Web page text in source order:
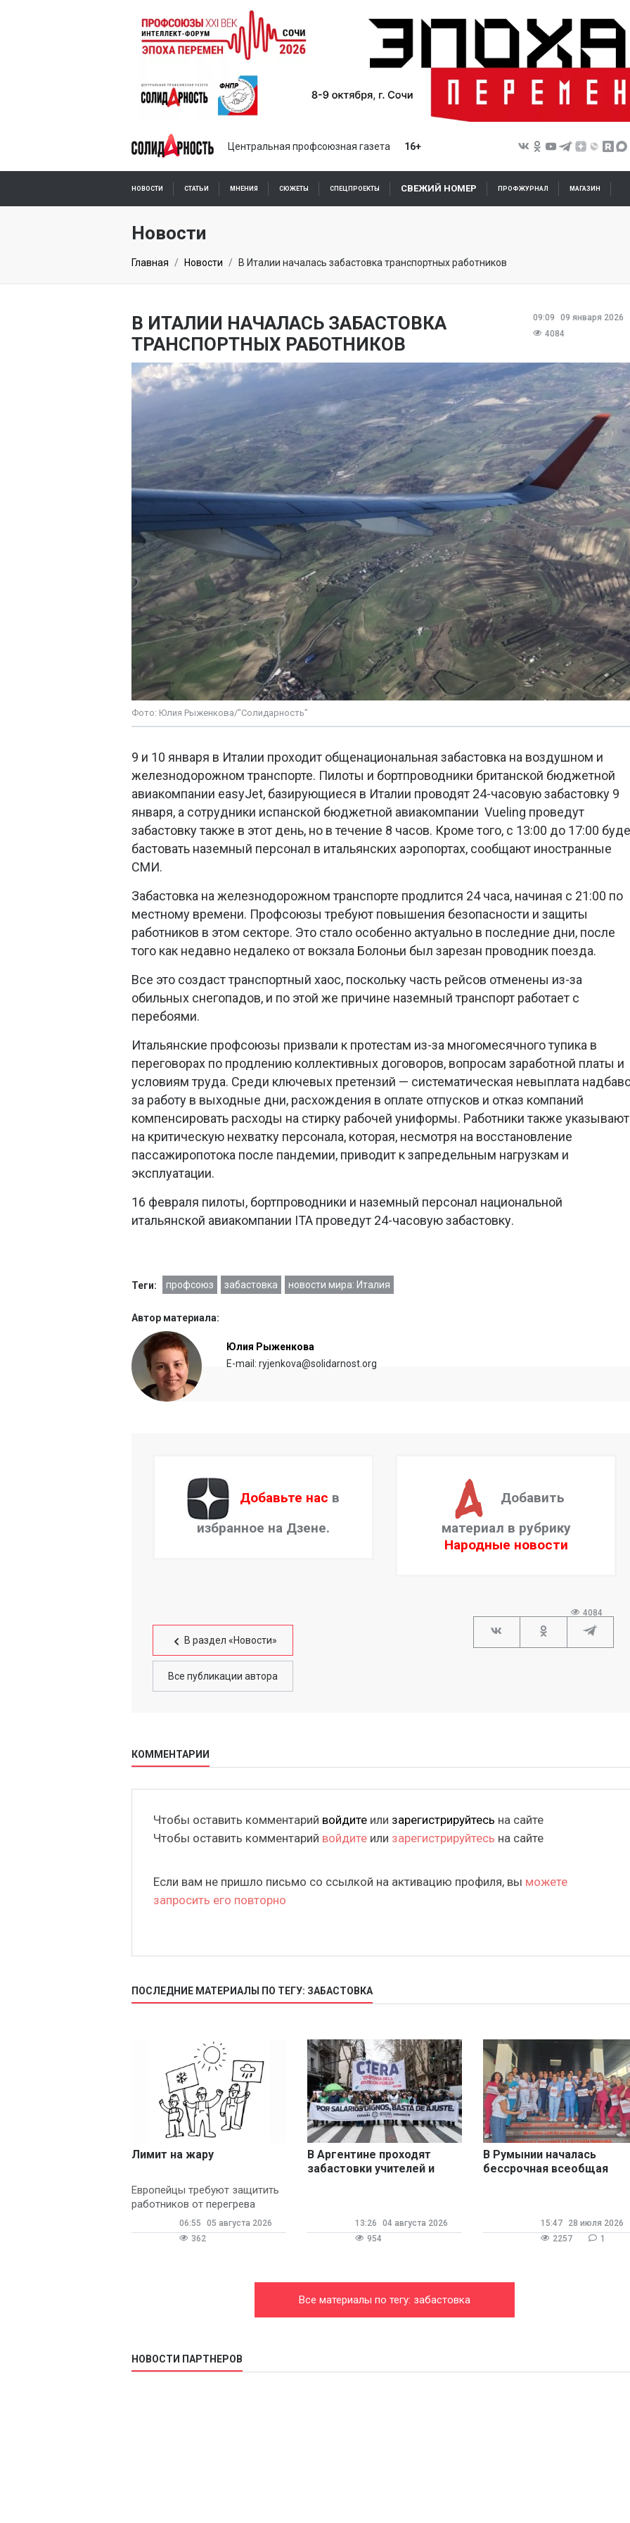
Центральная профсоюзная газета 16+
НОВОСТИ СТАТЬИ МНЕНИЯ СЮЖЕТЫ СПЕЦПРОЕКТЫ СВЕЖИЙ НОМЕР ПРОФЖУРНАЛ МАГАЗИН
ПОДПИСКА ОНЛАЙН
Новости
Главная Новости В Италии началась забастовка транспортных работников
09:09
09 января 2026
4084
В ИТАЛИИ НАЧАЛАСЬ ЗАБАСТОВКА
ТРАНСПОРТНЫХ РАБОТНИКОВ
Фото: Юлия Рыженкова/"Солидарность"
9 и 10 января в Италии проходит общенациональная забастовка на воздушном и
железнодорожном транспорте. Пилоты и бортпроводники британской бюджетной
авиакомпании easyJet, базирующиеся в Италии проводят 24-часовую забастовку 9
января, а сотрудники испанской бюджетной авиакомпании Vueling проведут
забастовку также в этот день, но в течение 8 часов. Кроме того, с 13:00 до 17:00
бастовать наземный персонал в итальянских аэропортах, сообщают иностранные
СМИ.
Забастовка на железнодорожном транспорте продлится 24 часа, начиная с 21:00 по
местному времени. Профсоюзы требуют повышения безопасности и защиты
работников в этом секторе. Это стало особенно актуально в последние дни, после
того как недавно недалеко от вокзала Болоньи был зарезан проводник поезда.
Все это создаст транспортный хаос, поскольку часть рейсов отменены из-за
обильных снегопадов, и по этой же причине наземный транспорт работает с
перебоями.
Итальянские профсоюзы призвали к протестам из-за многомесячного тупика в
переговорах по продлению коллективных договоров, вопросам заработной платы и
условиям труда. Среди ключевых претензий — систематическая невыплата
за работу в выходные дни, расхождения в оплате отпусков и отказ компаний
компенсировать расходы на стирку рабочей униформы. Работники также указывают
на критическую нехватку персонала, которая, несмотря на восстановление
пассажиропотока после пандемии, приводит к запредельным нагрузкам и
эксплуатации.
16 февраля пилоты, бортпроводники и наземный персонал национальной
итальянской авиакомпании ITA проведут 24-часовую забастовку.
Теги: профсоюз забастовка новости мира: Италия
Автор материала:
Юлия Рыженкова
E-mail: ryjenkova@solidarnost.org
Добавьте нас в
избранное на Дзене.
Добавить
материал в рубрику
Народные новости
В раздел «Новости»
Все публикации автора
4084
КОММЕНТАРИИ
Чтобы оставить комментарий войдите или зарегистрируйтесь на сайте
Чтобы оставить комментарий войдите или зарегистрируйтесь на сайте
Если вам не пришло письмо со ссылкой на активацию профиля, вы можете
запросить его повторно
ПОСЛЕДНИЕ МАТЕРИАЛЫ ПО ТЕГУ: ЗАБАСТОВКА
Лимит на жару
Европейцы требуют защитить
работников от перегрева
06:55
05 августа 2026
362
В Аргентине проходят
забастовки учителей и
13:26
04 августа 2026
954
В Румынии началась
бессрочная всеобщая
15:47
28 июля 2026
2257
1
Все материалы по тегу: забастовка
НОВОСТИ ПАРТНЕРОВ